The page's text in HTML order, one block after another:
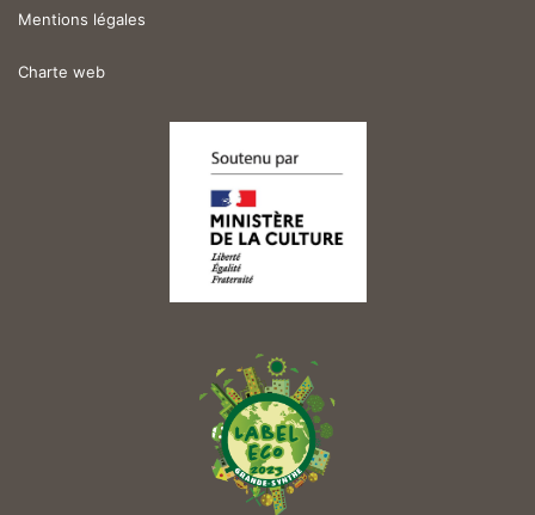
Mentions légales
Charte web